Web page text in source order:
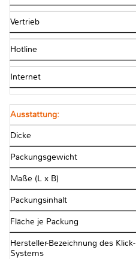
Vertrieb
Hotline
Internet
Ausstattung:
Dicke
Packungsgewicht
Maße (L x B)
Packungsinhalt
Fläche je Packung
Hersteller-Bezeichnung des Klick-
Systems